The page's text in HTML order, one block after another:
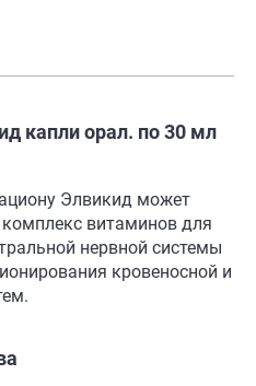
капли орал. по 30 мл
Элвикид может
витаминов для
нервной системы
кровеносной и